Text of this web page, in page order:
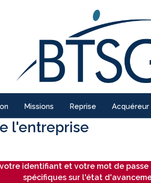
Missions Reprise Acquéreur
l'entreprise
identifiant et votre mot de
spécifiques sur l'état